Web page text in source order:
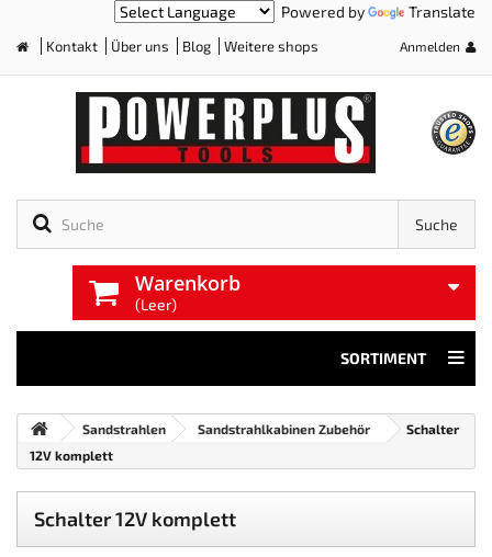
Powered by Translate
Kontakt Über uns Blog Weitere shops Anmelden
Suche
Warenkorb
(Leer)
SORTIMENT
Sandstrahlen Sandstrahlkabinen Zubehör
Schalter
12V komplett
Schalter 12V komplett